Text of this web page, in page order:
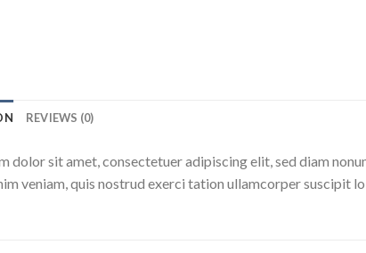
REVIEWS (0)
dolor sit amet, consectetuer adipiscing elit, sed diam
veniam, quis nostrud exerci tation ullamcorper suscipit